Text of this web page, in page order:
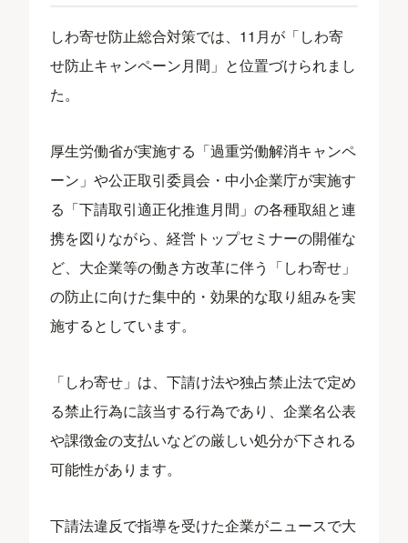
しわ寄せ防止総合対策では、11月が「しわ寄
せ防止キャンペーン月間」と位置づけられまし
た。
厚生労働省が実施する「過重労働解消キャンペ
ーン」や公正取引委員会・中小企業庁が実施す
る「下請取引適正化推進月間」の各種取組と連
携を図りながら、経営トップセミナーの開催な
ど、大企業等の働き方改革に伴う「しわ寄せ」
の防止に向けた集中的・効果的な取り組みを実
施するとしています。
「しわ寄せ」は、下請け法や独占禁止法で定め
る禁止行為に該当する行為であり、企業名公表
や課徴金の支払いなどの厳しい処分が下される
可能性があります。
下請法違反で指導を受けた企業がニュースで大